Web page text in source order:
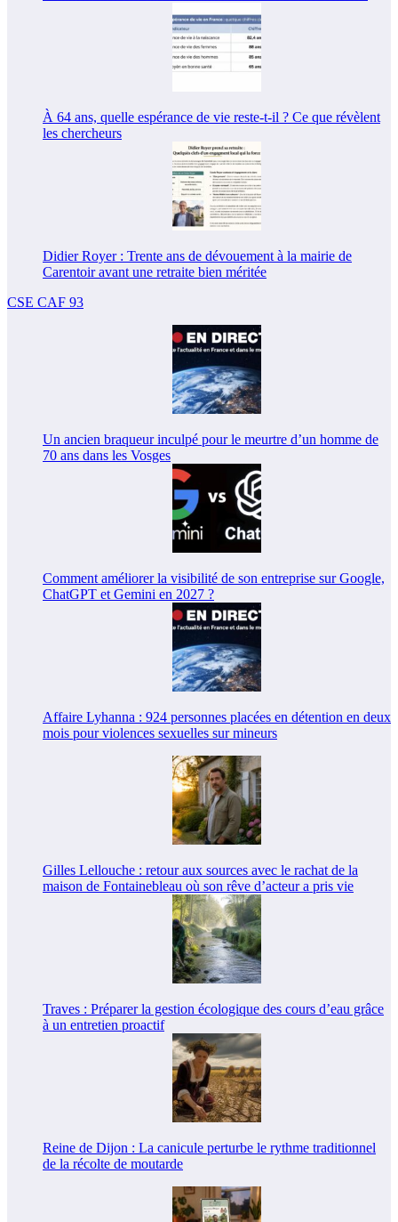
À 64 ans, quelle espérance de vie reste-t-il ? Ce que révèlent
les chercheurs
Didier Royer : Trente ans de dévouement à la mairie de
Carentoir avant une retraite bien méritée
CSE CAF 93
Un ancien braqueur inculpé pour le meurtre d’un homme de
70 ans dans les Vosges
Comment améliorer la visibilité de son entreprise sur Google,
ChatGPT et Gemini en 2027 ?
Affaire Lyhanna : 924 personnes placées en détention en deux
mois pour violences sexuelles sur mineurs
Gilles Lellouche : retour aux sources avec le rachat de la
maison de Fontainebleau où son rêve d’acteur a pris vie
Traves : Préparer la gestion écologique des cours d’eau grâce
à un entretien proactif
Reine de Dijon : La canicule perturbe le rythme traditionnel
de la récolte de moutarde